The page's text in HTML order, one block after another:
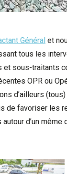
Général et
tous les
sous-traitants
OPR ou
d’ailleurs
de favoriser les
d’un